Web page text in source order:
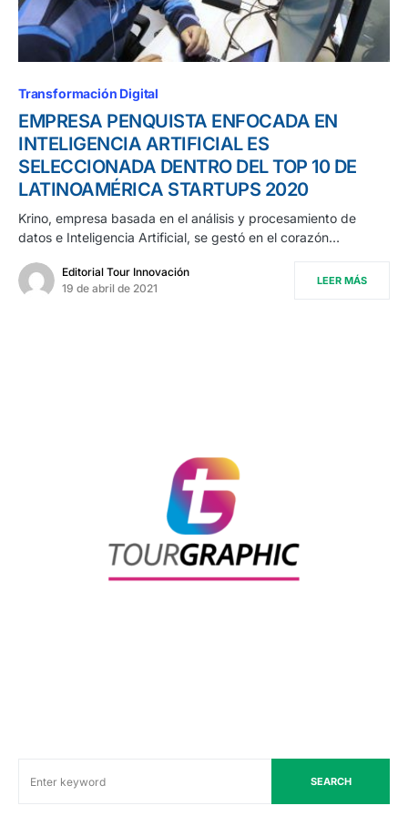
Transformación Digital
EMPRESA PENQUISTA ENFOCADA EN
INTELIGENCIA ARTIFICIAL ES
SELECCIONADA DENTRO DEL TOP 10 DE
LATINOAMÉRICA STARTUPS 2020
Krino, empresa basada en el análisis y procesamiento de
datos e Inteligencia Artificial, se gestó en el corazón…
Editorial Tour Innovación
19 de abril de 2021
LEER MÁS
SEARCH